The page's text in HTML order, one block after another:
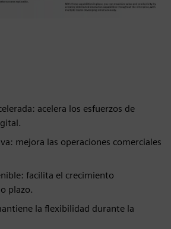
acelera los esfuerzos de
mejora las operaciones comerciales
facilita el crecimiento
plazo.
la flexibilidad durante la